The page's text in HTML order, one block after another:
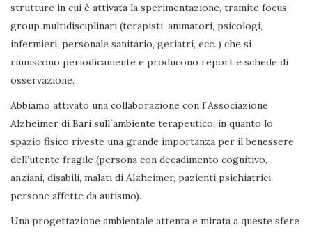
strutture in cui è attivata la sperimentazione, tramite focus
group multidisciplinari (terapisti, animatori, psicologi,
infermieri, personale sanitario, geriatri, ecc..) che si
riuniscono periodicamente e producono report e schede di
osservazione.
Abbiamo attivato una collaborazione con l´Associazione
Alzheimer di Bari sull´ambiente terapeutico, in quanto lo
spazio fisico riveste una grande importanza per il benessere
dell’utente fragile (persona con decadimento cognitivo,
anziani, disabili, malati di Alzheimer, pazienti psichiatrici,
persone affette da autismo).
Una progettazione ambientale attenta e mirata a queste sfere